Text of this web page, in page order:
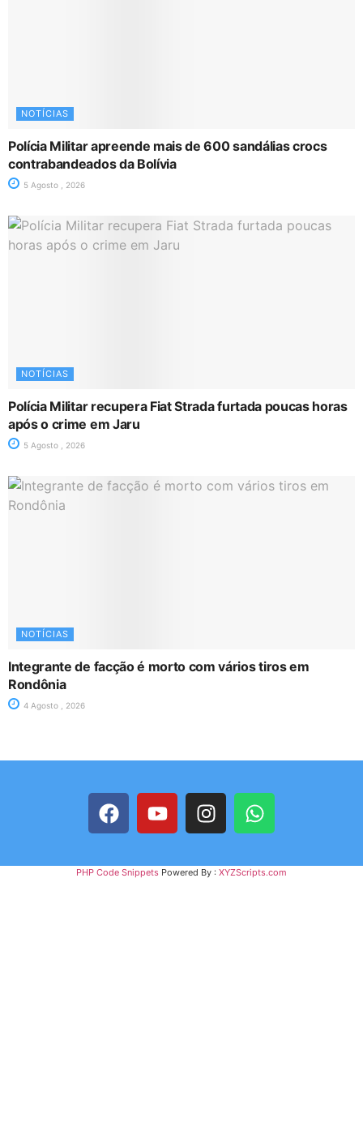
NOTÍCIAS
Polícia Militar apreende mais de 600 sandálias crocs
contrabandeados da Bolívia
5 Agosto , 2026
NOTÍCIAS
Polícia Militar recupera Fiat Strada furtada poucas horas
após o crime em Jaru
5 Agosto , 2026
NOTÍCIAS
Integrante de facção é morto com vários tiros em
Rondônia
4 Agosto , 2026
PHP Code Snippets Powered By : XYZScripts.com